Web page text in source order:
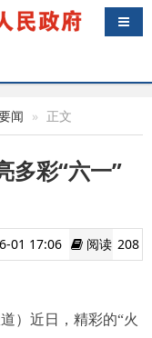
导航
闻 正文
多彩“六一”
01 17:06 阅读 208
）近日，精彩的“火